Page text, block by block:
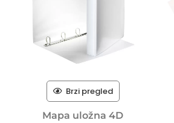
Brzi pregled
Mapa uložna 4D